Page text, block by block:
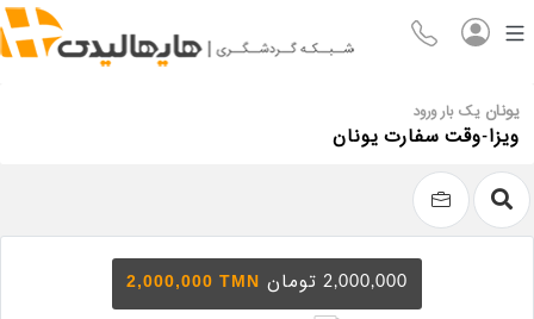
یونان یک بار ورود
ویزا-وقت سفارت یونان
2,000,000 تومان 2,000,000 TMN